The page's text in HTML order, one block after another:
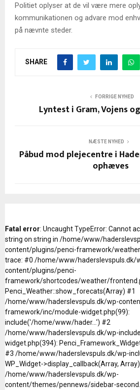
Politiet oplyser at de vil være mere
kommunikationen og advare mod
på nævnte steder.
SHARE
FORRIGE NYHED
Lyntest i Gram, Vojens
NÆSTE NYHED
Påbud mod plejecentre i
ophæves
Fatal error: Uncaught TypeError: Cannot
string on string in /home/www/
content/plugins/penci-framework/
trace: #0 /home/www/haderslevspuls.dk/
content/plugins/penci-
framework/shortcodes/weather/
Penci_Weather::show_forecats(Array) #1
/home/www/haderslevspuls.dk/wp-
framework/inc/module-widget.php(99):
include('/home/www/hader...') #2
/home/www/haderslevspuls.dk/wp-
widget.php(394):
#3 /home/www/haderslevspuls.dk/wp-
WP_Widget->display_callback(Array,
/home/www/haderslevspuls.dk/wp-
content/themes/pennews/sidebar-